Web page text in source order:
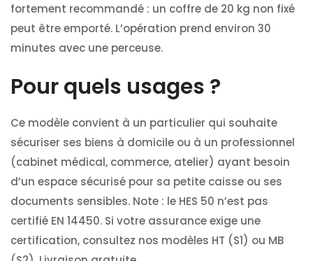
fortement recommandé : un coffre de 20 kg non fixé
peut être emporté. L’opération prend environ 30
minutes avec une perceuse.
Pour quels usages ?
Ce modèle convient à un particulier qui souhaite
sécuriser ses biens à domicile ou à un professionnel
(cabinet médical, commerce, atelier) ayant besoin
d’un espace sécurisé pour sa petite caisse ou ses
documents sensibles. Note : le HES 50 n’est pas
certifié EN 14450. Si votre assurance exige une
certification, consultez nos modèles HT (S1) ou MB